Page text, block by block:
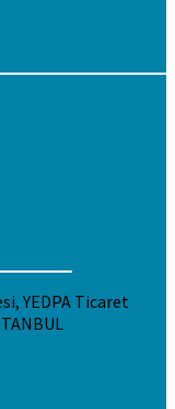
YEDPA Ticaret